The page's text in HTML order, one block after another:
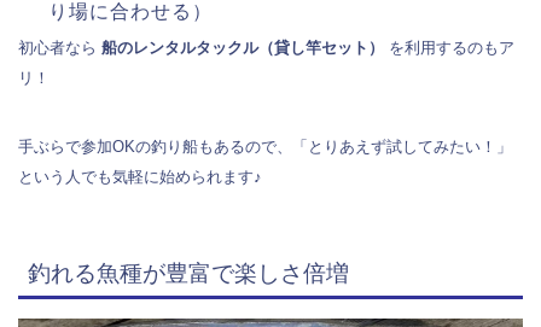
り場に合わせる）
初心者なら 船のレンタルタックル（貸し竿セット）
を利用するのもア
リ！
手ぶらで参加OKの釣り船もあるので、「とりあえず試してみたい！」
という人でも気軽に始められます♪
釣れる魚種が豊富で楽しさ倍増